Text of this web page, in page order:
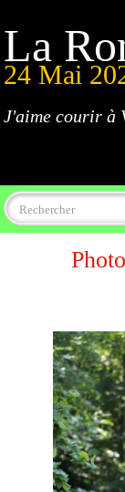
La
24 Mai
J'aime courir à
Accueil
Programme
Règlement
Parcours
Résultats
Devenez